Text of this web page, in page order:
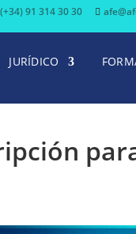
(+34) 91 314 30 30
JURÍDICO